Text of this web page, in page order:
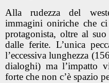
Alla rudezza del
immagini oniriche che
protagonista, oltre al
dalle ferite. L’unica
l’eccessiva lunghezza
dialoghi) ma l’impatto
forte che non c’è spazio